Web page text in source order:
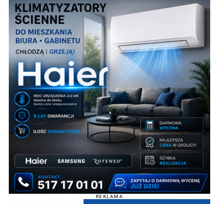
REKLAMA